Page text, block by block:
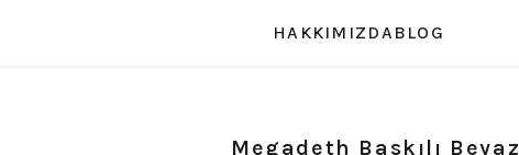
HAKKIMIZDA BLOG
Megadeth Baskılı Beyaz